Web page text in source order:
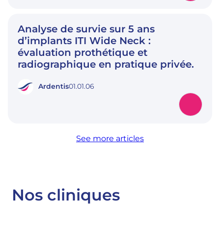
Analyse de survie sur 5 ans
d’implants ITI Wide Neck :
évaluation prothétique et
radiographique en pratique privée.
Ardentis01.01.06
See more articles
Nos cliniques